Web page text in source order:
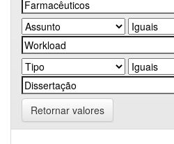
Retornar valores